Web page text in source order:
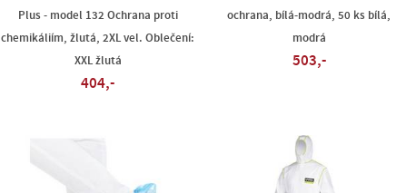
Plus - model 132 Ochrana proti
chemikáliím, žlutá, 2XL vel. Oblečení:
XXL žlutá
404,-
ochrana, bílá-modrá, 50 ks bílá,
modrá
503,-